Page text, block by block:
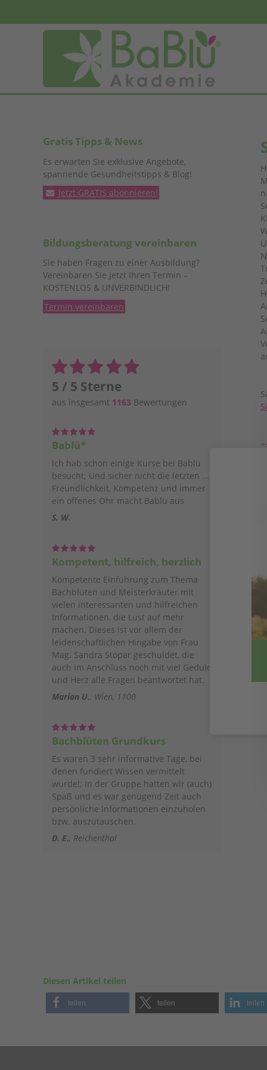
Gratis Tipps & News
Es erwarten Sie exklusive Angebote,
spannende Gesundheitstipps & Blog!
Jetzt GRATIS abonnieren!
Bildungsberatung vereinbaren
Sie haben Fragen zu einer Ausbildung?
Vereinbaren Sie jetzt Ihren Termin –
KOSTENLOS & UNVERBINDLICH!
Termin vereinbaren
5 / 5 Sterne
aus insgesamt 1163 Bewertungen
Bablü*
Ich hab schon einige Kurse bei Bablü
besucht; Und sicher nicht die letzten ....
Freundlichkeit, Kompetenz und immer
ein offenes Ohr macht Bablü aus
S. W.
Kompetent, hilfreich, herzlich
Kompetente Einführung zum Thema
Bachblüten und Meisterkräuter mit
vielen interessanten und hilfreichen
Informationen, die Lust auf mehr
machen. Dieses ist vor allem der
leidenschaftlichen Hingabe von Frau
Mag. Sandra Stopar geschuldet, die
auch im Anschluss noch mit viel Geduld
und Herz alle Fragen beantwortet hat.
Marion U. Wien, 1100
Bachblüten Grundkurs
Es waren 3 sehr informative Tage, bei
denen fundiert Wissen vermittelt
wurde!; In der Gruppe hatten wir (auch)
Spaß und es war genügend Zeit auch
persönliche Informationen einzuholen
bzw. auszutauschen.
D. E. Reichenthal
Diesen Artikel teilen
teilen teilen teilen